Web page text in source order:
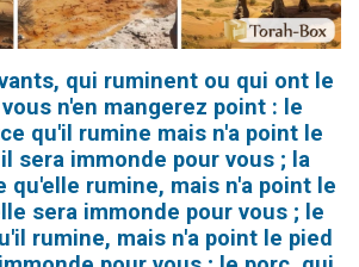
qui ruminent ou qui ont le
n'en mangerez point : le
qu'il rumine mais n'a point le
sera immonde pour vous ; la
qu'elle rumine, mais n'a point le
sera immonde pour vous ; le
rumine, mais n'a point le pied